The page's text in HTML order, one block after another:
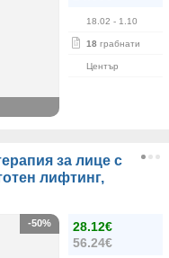
18.02 - 1.10
18 грабнати
Център
за лице с
лифтинг,
28.12€
56.24€
-50%